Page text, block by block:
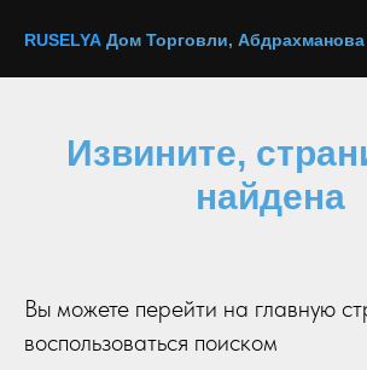
RUSELYA Дом Торговли, Абдрахманова
Извините,
найдена
Вы можете перейти на главную
воспользоваться поиском